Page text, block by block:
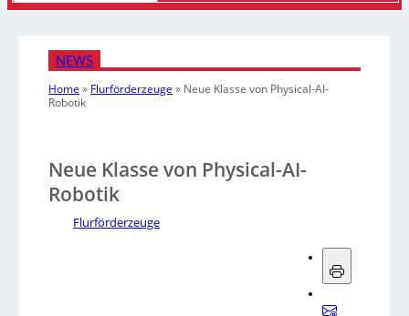
NEWS
Home » Flurförderzeuge » Neue Klasse von Physical-AI-
Robotik
Neue Klasse von Physical-AI-
Robotik
Flurförderzeuge